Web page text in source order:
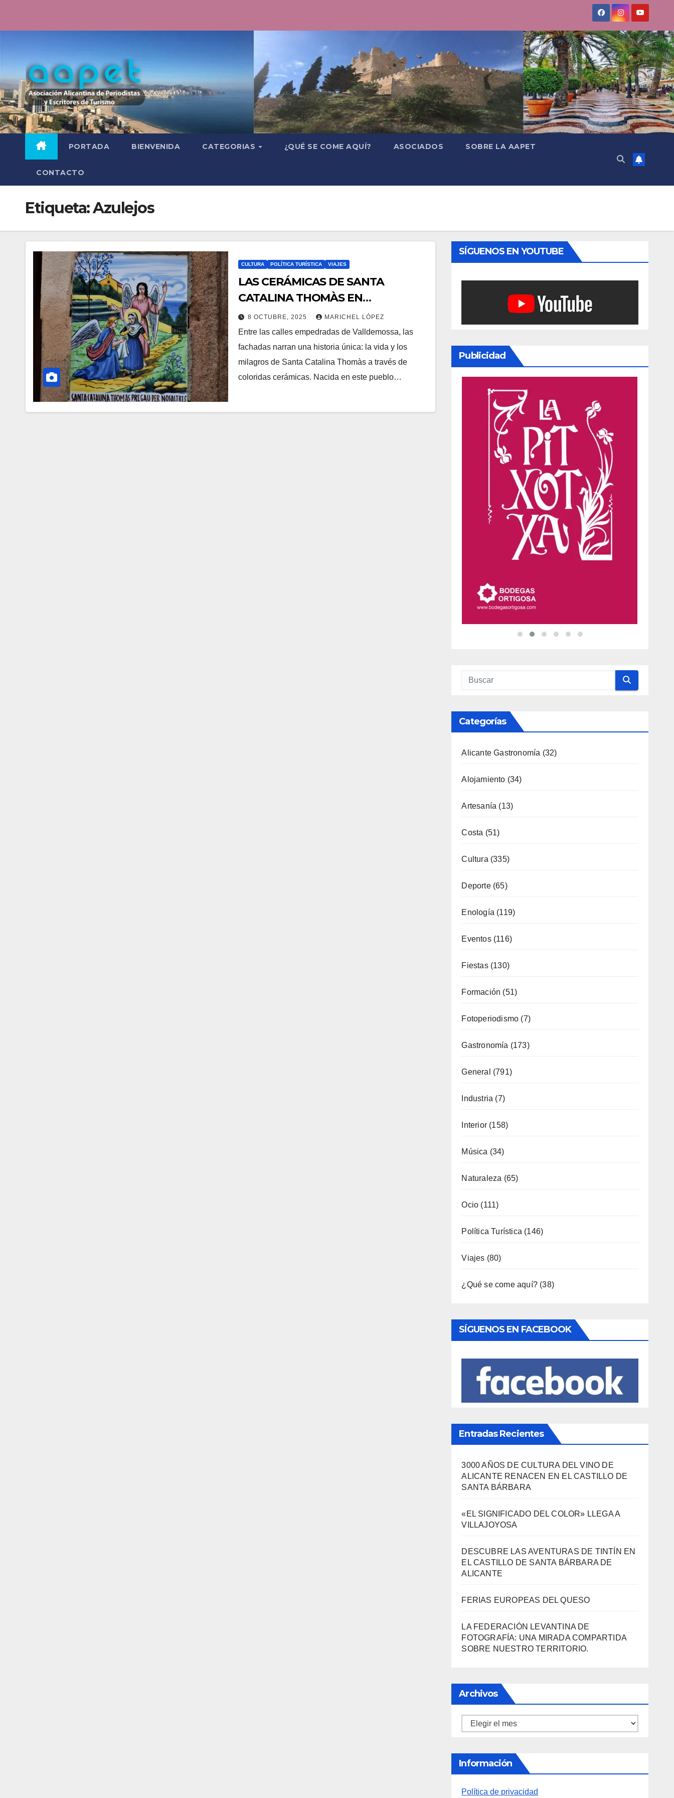
PORTADA BIENVENIDA CATEGORIAS ¿QUÉ SE COME AQUÍ? ASOCIADOS SOBRE LA AAPET
CONTACTO
Etiqueta:Azulejos
CULTURA POLÍTICA TURÍSTICA VIAJES
LAS CERÁMICAS DE SANTA
CATALINA THOMÀS EN
VALLDEMOSSA: FE, ARTE Y
ATRACTIVO TURÍSTICO EN LA
SERRA DE TRAMUNTANA
8 OCTUBRE, 2025 MARICHEL LÓPEZ
Entre las calles empedradas de Valldemossa, las
fachadas narran una historia única: la vida y los
milagros de Santa Catalina Thomàs a través de
coloridas cerámicas. Nacida en este pueblo…
SÍGUENOS EN YOUTUBE
Publicidad
Categorías
Alicante Gastronomía (32)
Alojamiento (34)
Artesanía (13)
Costa (51)
Cultura (335)
Deporte(65)
Enología (119)
Eventos(116)
Fiestas(130)
Formación (51)
Fotoperiodismo (7)
Gastronomía (173)
General (791)
Industria (7)
Interior(158)
Música (34)
Naturaleza (65)
Ocio (111)
Política Turística (146)
Viajes (80)
¿Qué se come aquí?(38)
SÍGUENOS EN FACEBOOK
Entradas Recientes
3000 AÑOS DE CULTURA DEL VINO DE
ALICANTE RENACEN EN EL CASTILLO DE
SANTA BÁRBARA
«EL SIGNIFICADO DEL COLOR» LLEGA A
VILLAJOYOSA
DESCUBRE LAS AVENTURAS DE TINTÍN EN
EL CASTILLO DE SANTA BÁRBARA DE
ALICANTE
FERIAS EUROPEAS DEL QUESO
LA FEDERACIÓN LEVANTINA DE
FOTOGRAFÍA: UNA MIRADA COMPARTIDA
SOBRE NUESTRO TERRITORIO.
Archivos
Archivos
Información
Política de privacidad